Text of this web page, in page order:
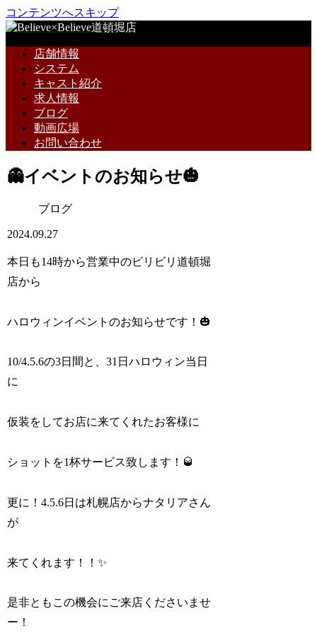
コンテンツへスキップ
店舗情報
システム
キャスト紹介
求人情報
ブログ
動画広場
お問い合わせ
👻イベントのお知らせ🎃
ブログ
2024.09.27
本日も14時から営業中のビリビリ道頓堀
店から
ハロウィンイベントのお知らせです！🎃
10/4.5.6の3日間と、31日ハロウィン当日
に
仮装をしてお店に来てくれたお客様に
ショットを1杯サービス致します！🥃
更に！4.5.6日は札幌店からナタリアさん
が
来てくれます！！✨
是非ともこの機会にご来店くださいませ
ー！